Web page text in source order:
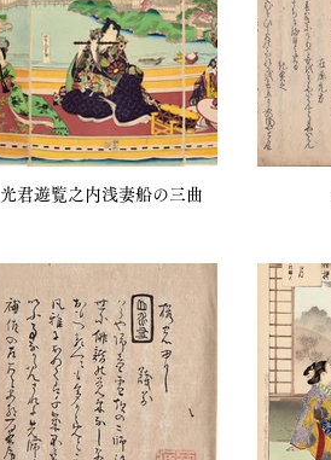
光君遊覧之内浅妻船の三曲